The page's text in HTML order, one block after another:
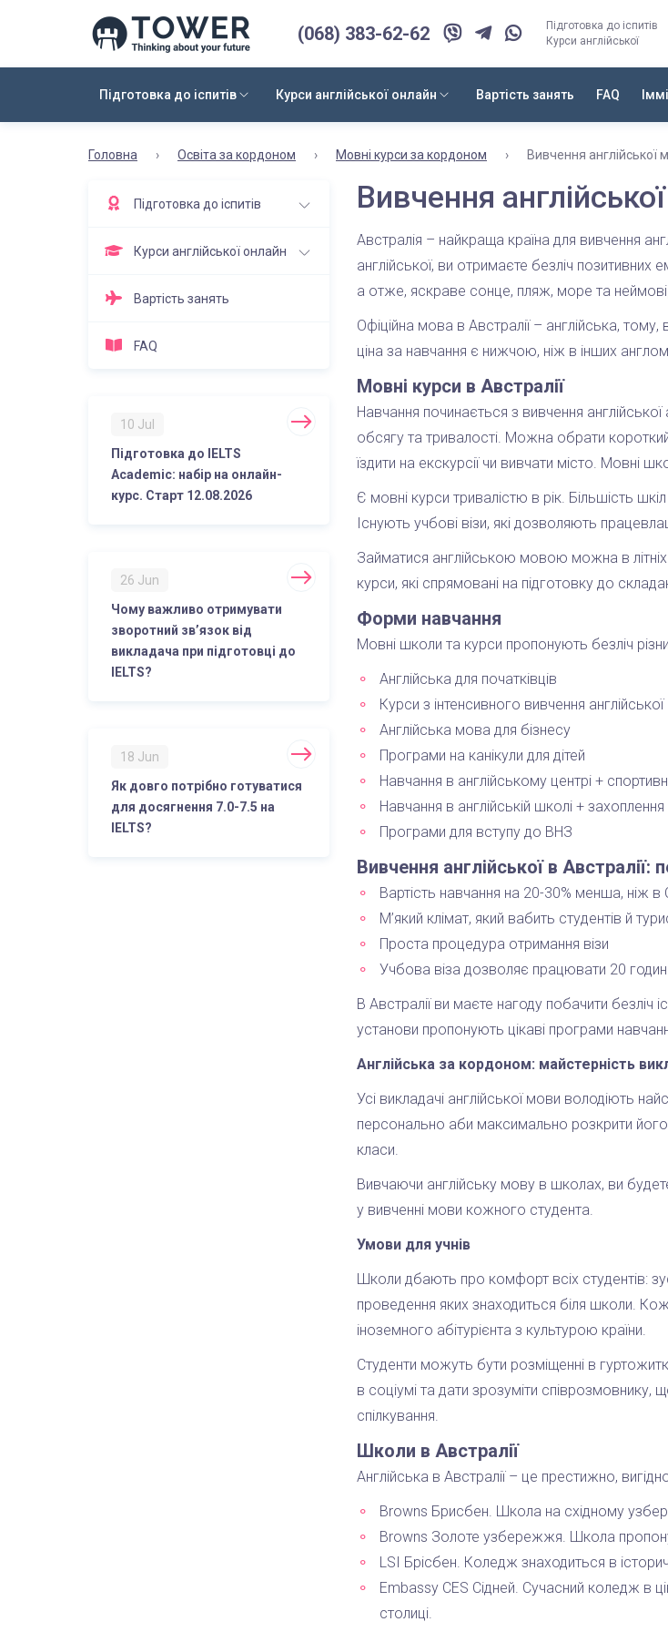
(068) 383-62-62
Підготовка до іспитів
Курси англійської
Підготовка до іспитів Курси англійської онлайн Вартість занять FAQ
Головна › Освіта за кордоном › Мовні курси за кордоном › Вивчення англійської
Підготовка до іспитів
Курси англійської онлайн
Вартість занять
FAQ
10 Jul
Підготовка до IELTS
Academic: набір на онлайн-
курс. Старт 12.08.2026
26 Jun
Чому важливо отримувати
зворотний зв’язок від
викладача при підготовці до
IELTS?
18 Jun
Як довго потрібно готуватися
для досягнення 7.0-7.5 на
IELTS?
Вивчення
Австралія – найкраща країна для вивчення
англійської, ви отримаєте безліч
а отже, яскраве сонце, пляж, море та
Офіційна мова в Австралії – англійська,
ціна за навчання є нижчою, ніж в інших
Мовні курси в Австралії
Навчання починається з вивчення
обсягу та тривалості. Можна обрати
їздити на екскурсії чи вивчати місто. Мовні
Є мовні курси тривалістю в рік. Більшість
Існують учбові візи, які дозволяють
Займатися англійською мовою можна в
курси, які спрямовані на підготовку до
Форми навчання
Мовні школи та курси пропонують безліч
Англійська для початківців
Курси з інтенсивного вивчення англійської
Англійська мова для бізнесу
Програми на канікули для дітей
Навчання в англійському центрі +
Навчання в англійській школі + захоплення
Програми для вступу до ВНЗ
Вивчення англійської в Австралії:
Вартість навчання на 20-30% менша, ніж в
М’який клімат, який вабить студентів й
Проста процедура отримання візи
Учбова віза дозволяє працювати 20
В Австралії ви маєте нагоду побачити
установи пропонують цікаві програми
Англійська за кордоном: майстерність
Усі викладачі англійської мови володіють
персонально аби максимально розкрити його
класи.
Вивчаючи англійську мову в школах, ви
у вивченні мови кожного студента.
Умови для учнів
Школи дбають про комфорт всіх студентів:
проведення яких знаходиться біля школи.
іноземного абітурієнта з культурою країни.
Студенти можуть бути розміщенні в
в соціумі та дати зрозуміти
спілкування.
Школи в Австралії
Англійська в Австралії – це престижно,
Browns Брисбен. Школа на східному
Browns Золоте узбережжя. Школа
LSI Брісбен. Коледж знаходиться в
Embassy CES Сідней. Сучасний коледж в
столиці.